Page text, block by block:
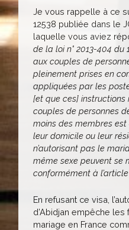
Je vous rappelle à ce
12538 publiée dans le
laquelle vous aviez
de la loi n° 2013-404 du
aux couples de
pleinement prises en
appliquées par les
[et que ces]
couples de personnes
moins des membres
leur domicile ou leur
n’autorisant pas le
même sexe peuvent se
conformément à
En refusant ce visa,
d’Abidjan empêche
mariage en France